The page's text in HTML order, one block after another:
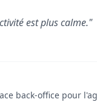
est plus calme."
back-office pour